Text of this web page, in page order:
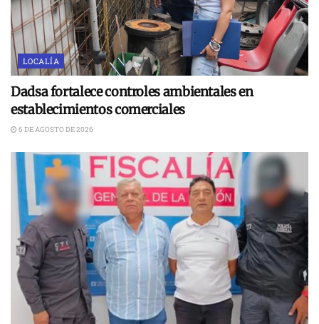
LOCALÍA
Dadsa fortalece controles ambientales en
establecimientos comerciales
6 DE AGOSTO DE 2026